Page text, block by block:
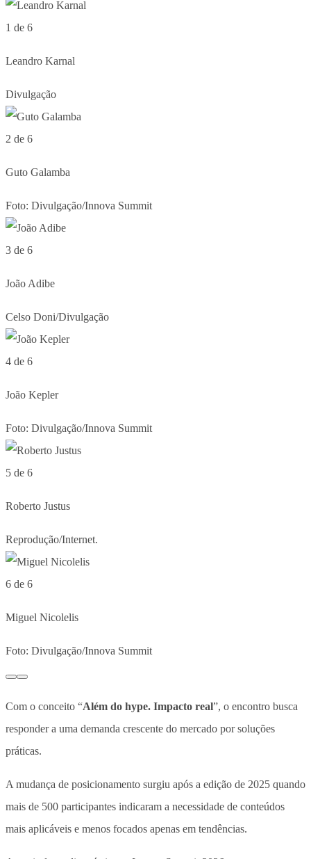
1 de 6
Leandro Karnal
Divulgação
2 de 6
Guto Galamba
Foto: Divulgação/Innova Summit
3 de 6
João Adibe
Celso Doni/Divulgação
4 de 6
João Kepler
Foto: Divulgação/Innova Summit
5 de 6
Roberto Justus
Reprodução/Internet.
6 de 6
Miguel Nicolelis
Foto: Divulgação/Innova Summit
Com o conceito “Além do hype. Impacto real”, o encontro busca
responder a uma demanda crescente do mercado por soluções
práticas.
A mudança de posicionamento surgiu após a edição de 2025 quando
mais de 500 participantes indicaram a necessidade de conteúdos
mais aplicáveis e menos focados apenas em tendências.